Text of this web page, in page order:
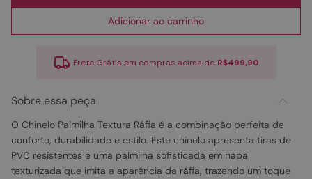
Adicionar ao carrinho
Frete Grátis em compras acima de R$499,90
Sobre essa peça
O Chinelo Palmilha Textura Ráfia é a combinação perfeita de
conforto, durabilidade e estilo. Este chinelo apresenta tiras de
PVC resistentes e uma palmilha sofisticada em napa
texturizada que imita a aparência da ráfia, trazendo um toque